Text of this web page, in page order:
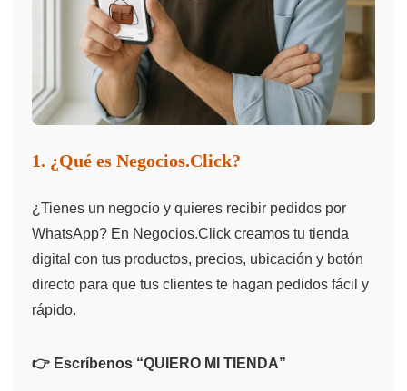
1. ¿Qué es Negocios.Click?
¿Tienes un negocio y quieres recibir pedidos por
WhatsApp? En Negocios.Click creamos tu tienda
digital con tus productos, precios, ubicación y botón
directo para que tus clientes te hagan pedidos fácil y
rápido.
👉 Escríbenos “QUIERO MI TIENDA”